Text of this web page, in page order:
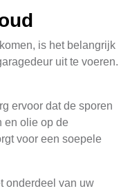
is het belangrijk
uit te voeren.
ervoor dat de sporen
en olie op de
voor een soepele
onderdeel van uw